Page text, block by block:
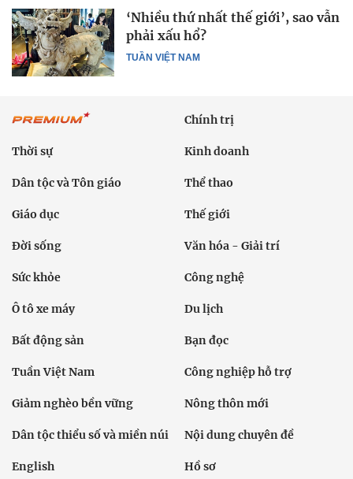
TUẦN VIỆT NAM
‘Nhiều thứ nhất thế giới’, sao vẫn
phải xấu hổ?
Chính trị
Thời sự Kinh doanh
Dân tộc và Tôn giáo Thể thao
Giáo dục Thế giới
Đời sống Văn hóa - Giải trí
Sức khỏe Công nghệ
Ô tô xe máy Du lịch
Bất động sản Bạn đọc
Tuần Việt Nam Công nghiệp hỗ trợ
Giảm nghèo bền vững Nông thôn mới
Dân tộc thiểu số và miền núi Nội dung chuyên đề
English Hồ sơ